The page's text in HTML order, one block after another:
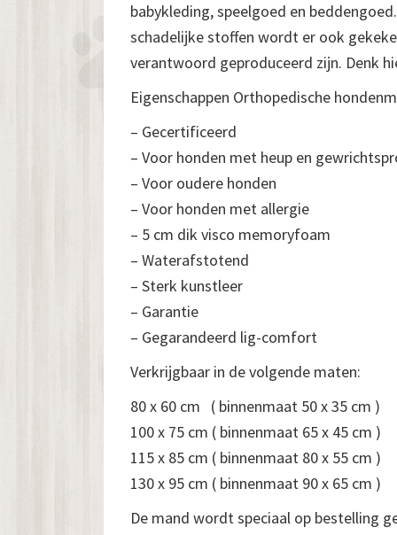
babykleding, speelgoed en
schadelijke stoffen wordt er ook
verantwoord geproduceerd zijn. Denk
Eigenschappen Orthopedische
– Gecertificeerd
– Voor honden met heup en
– Voor oudere honden
– Voor honden met allergie
– 5 cm dik visco memoryfoam
– Waterafstotend
– Sterk kunstleer
– Garantie
– Gegarandeerd lig-comfort
Verkrijgbaar in de volgende maten:
80 x 60 cm ( binnenmaat 50 x 35 cm )
100 x 75 cm ( binnenmaat 65 x 45 cm )
115 x 85 cm ( binnenmaat 80 x 55 cm )
130 x 95 cm ( binnenmaat 90 x 65 cm )
De mand wordt speciaal op bestelling